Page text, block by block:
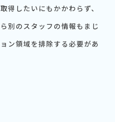
得したいにもかかわらず、
別のスタッフの情報もまじ
ン領域を排除する必要があ